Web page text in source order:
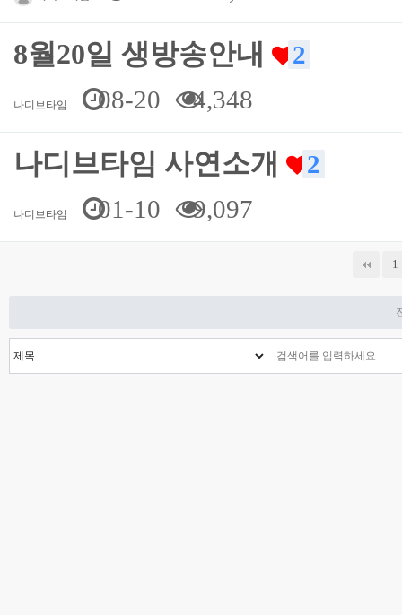
8월20일 생방송안내 2
나디브타임 08-20 4,348
나디브타임 사연소개 2
나디브타임 01-10 9,097
1